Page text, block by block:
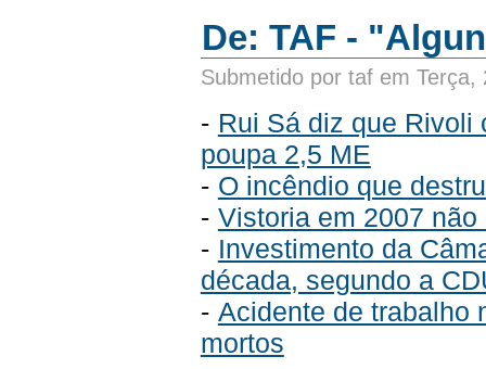
De: TAF -
Submetido por taf em Terça,
- Rui Sá diz que Rivoli
poupa 2,5 ME
- O incêndio que
- Vistoria em 2007
- Investimento da
década, segundo a
- Acidente de trabalho
mortos